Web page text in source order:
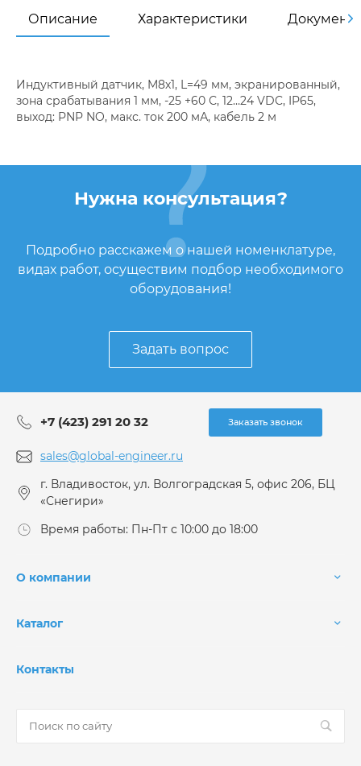
Описание Характеристики
Индуктивный датчик, M8х1, L=49 мм, экранированный,
зона срабатывания 1 мм, -25 +60 С, 12…24 VDC, IP65,
выход: PNP NO, макс. ток 200 мА, кабель 2 м
Нужна консультация?
Подробно расскажем о нашей номенклатуре,
видах работ, осуществим подбор необходимого
оборудования!
Задать вопрос
+7 (423) 291 20 32 Заказать звонок
sales@global-engineer.ru
г. Владивосток, ул. Волгоградская 5, офис 206, БЦ
«Снегири»
Время работы: Пн-Пт с 10:00 до 18:00
О компании
Каталог
Контакты